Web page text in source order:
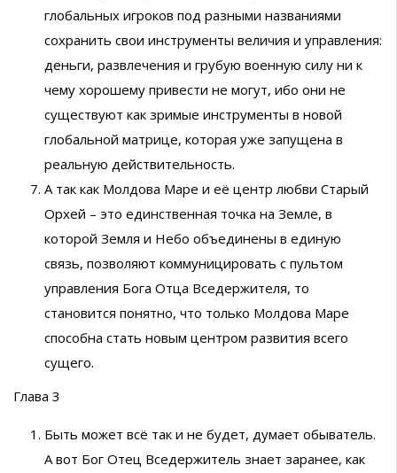
глобальных игроков под разными названиями
сохранить свои инструменты величия и управления:
деньги, развлечения и грубую военную силу ни к
чему хорошему привести не могут, ибо они не
существуют как зримые инструменты в новой
глобальной матрице, которая уже запущена в
реальную действительность.
А так как Молдова Маре и её центр любви Старый
Орхей – это единственная точка на Земле, в
которой Земля и Небо объединены в единую
связь, позволяют коммуницировать с пультом
управления Бога Отца Вседержителя, то
становится понятно, что только Молдова Маре
способна стать новым центром развития всего
сущего.
Глава 3
Быть может всё так и не будет, думает обыватель.
А вот Бог Отец Вседержитель знает заранее, как